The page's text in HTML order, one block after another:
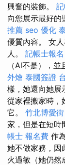
興奮的裝飾。
向您展示最好的
推薦 seo 優化
優質內容。 女
人。 記帳士報名
（Al不是），
外燴 泰國簽證
樣，她還向她展
從家裡搬家時，
它。 竹北博愛
家，但是在短時
帳士 報名費 作
她不做家務，因
火過敏（她仍然